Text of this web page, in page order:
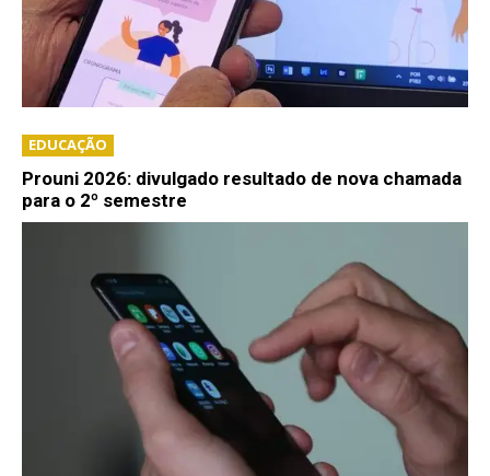
EDUCAÇÃO
Prouni 2026: divulgado resultado de nova chamada
para o 2º semestre